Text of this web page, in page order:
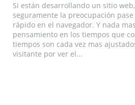
Si están desarrollando un sitio
seguramente la preocupación
rápido en el navegador. Y nada
pensamiento en los tiempos que
tiempos son cada vez mas
visitante por ver el...